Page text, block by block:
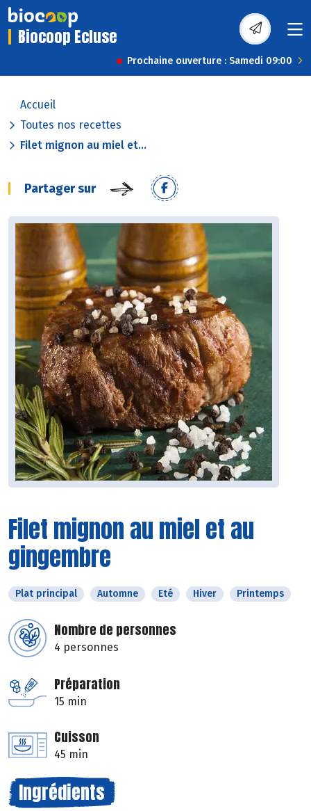
Biocoop Ecluse
Prochaine ouverture : Samedi 09:00
Accueil
Toutes nos recettes
Filet mignon au miel et...
Partager sur
Filet mignon au miel et au
gingembre
Plat principal Automne Eté Hiver Printemps
Nombre de personnes
4 personnes
Préparation
15 min
Cuisson
45 min
Ingrédients